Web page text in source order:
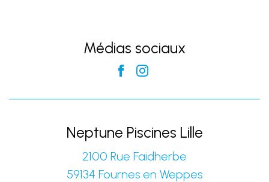
Médias sociaux
Neptune Piscines Lille
2100 Rue Faidherbe
59134 Fournes en Weppes